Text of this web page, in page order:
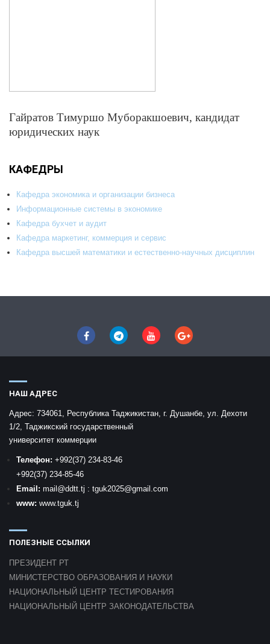
Гайратов Тимуршо Муборакшоевич, кандидат
юридических наук
КАФЕДРЫ
Кафедра экономика и организации бизнеса
Информационные системы в экономике
Кафедра бухчет и аудит
Кафедра маркетинг, коммерция и сервис
Кафедра высшей математики и естественно-научных дисциплин
НАШ АДРЕС
Адрес: 734061, Республика Таджикистан, г. Душанбе, ул. Дехоти
1/2, Таджикский государственный
университет коммерции
Телефон: +992(37) 234-83-46
+992(37) 234-85-46
Email: mail @ddtt.tj : tguk2025@gmail.com
www: www.tguk.tj
ПОЛЕЗНЫЕ ССЫЛКИ
ПРЕЗИДЕНТ РТ
МИНИСТЕРСТВО ОБРАЗОВАНИЯ И НАУКИ
НАЦИОНАЛЬНЫЙ ЦЕНТР ТЕСТИРОВАНИЯ
НАЦИОНАЛЬНЫЙ ЦЕНТР ЗАКОНОДАТЕЛЬСТВА